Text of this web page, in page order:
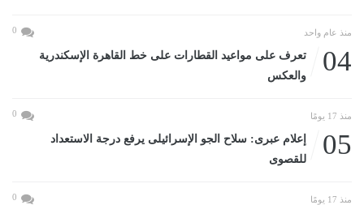
منذ عام واحد 0
04
تعرف على مواعيد القطارات على خط القاهرة الإسكندرية
والعكس
منذ 17 يومًا 0
05
إعلام عبرى: سلاح الجو الإسرائيلى يرفع درجة الاستعداد
للقصوى
منذ 17 يومًا 0